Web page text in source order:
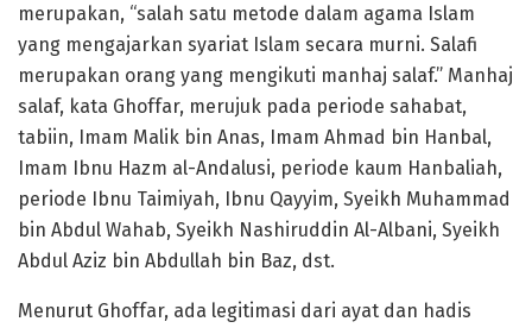
merupakan, “salah satu metode dalam agama Islam
yang mengajarkan syariat Islam secara murni. Salafi
merupakan orang yang mengikuti manhaj salaf.” Manhaj
salaf, kata Ghoffar, merujuk pada periode sahabat,
tabiin, Imam Malik bin Anas, Imam Ahmad bin Hanbal,
Imam Ibnu Hazm al-Andalusi, periode kaum Hanbaliah,
periode Ibnu Taimiyah, Ibnu Qayyim, Syeikh Muhammad
bin Abdul Wahab, Syeikh Nashiruddin Al-Albani, Syeikh
Abdul Aziz bin Abdullah bin Baz, dst.
Menurut Ghoffar, ada legitimasi dari ayat dan hadis